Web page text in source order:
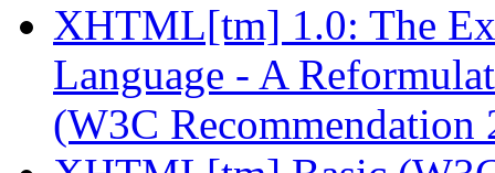
XHTML[tm] 1.0: The
Language - A
(W3C Recommendation